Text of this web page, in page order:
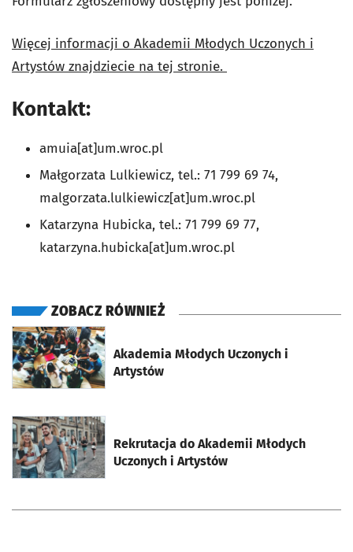
Więcej informacji o Akademii Młodych Uczonych i
Artystów znajdziecie na tej stronie.
Kontakt:
amuia[at]um.wroc.pl
Małgorzata Lulkiewicz, tel.: 71 799 69 74,
malgorzata.lulkiewicz[at]um.wroc.pl
Katarzyna Hubicka, tel.: 71 799 69 77,
katarzyna.hubicka[at]um.wroc.pl
ZOBACZ RÓWNIEŻ
Akademia Młodych Uczonych i
Artystów
otworzy się w nowej karcie
Rekrutacja do Akademii Młodych
Uczonych i Artystów
otworzy się w nowej karcie